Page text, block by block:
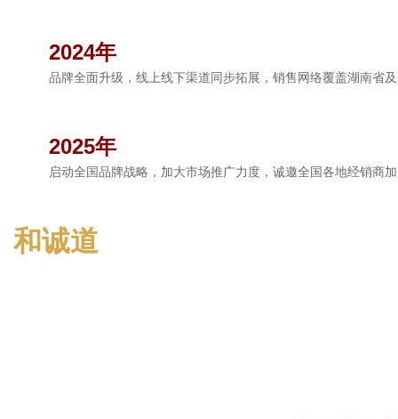
2024年
品牌全面升级，线上线下渠道同步拓展，销售网络覆盖湖南省
2025年
启动全国品牌战略，加大市场推广力度，诚邀全国各地经销商
和诚道